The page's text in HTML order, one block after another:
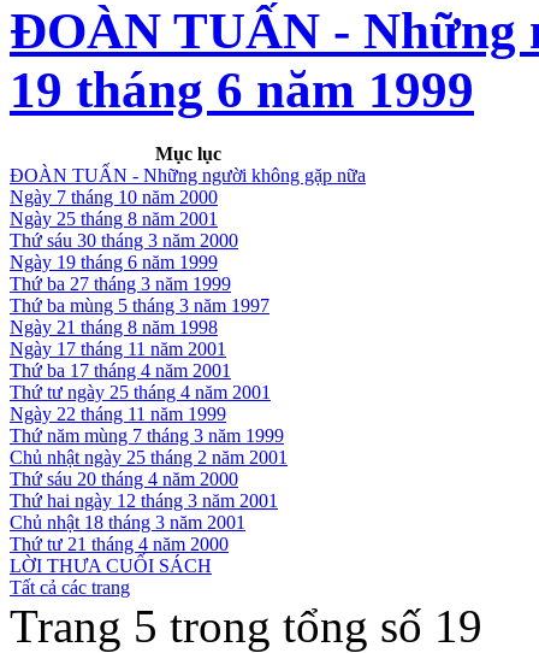
ĐOÀN TUẤN - Những
19 tháng 6 năm 1999
Mục lục
ĐOÀN TUẤN - Những người không gặp nữa
Ngày 7 tháng 10 năm 2000
Ngày 25 tháng 8 năm 2001
Thứ sáu 30 tháng 3 năm 2000
Ngày 19 tháng 6 năm 1999
Thứ ba 27 tháng 3 năm 1999
Thứ ba mùng 5 tháng 3 năm 1997
Ngày 21 tháng 8 năm 1998
Ngày 17 tháng 11 năm 2001
Thứ ba 17 tháng 4 năm 2001
Thứ tư ngày 25 tháng 4 năm 2001
Ngày 22 tháng 11 năm 1999
Thứ năm mùng 7 tháng 3 năm 1999
Chủ nhật ngày 25 tháng 2 năm 2001
Thứ sáu 20 tháng 4 năm 2000
Thứ hai ngày 12 tháng 3 năm 2001
Chủ nhật 18 tháng 3 năm 2001
Thứ tư 21 tháng 4 năm 2000
LỜI THƯA CUỐI SÁCH
Tất cả các trang
Trang 5 trong tổng số 19